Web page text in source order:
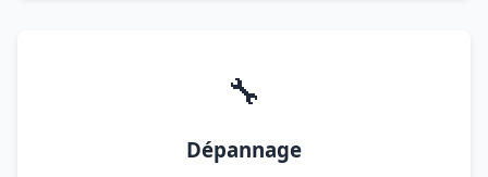
🔧
Dépannage